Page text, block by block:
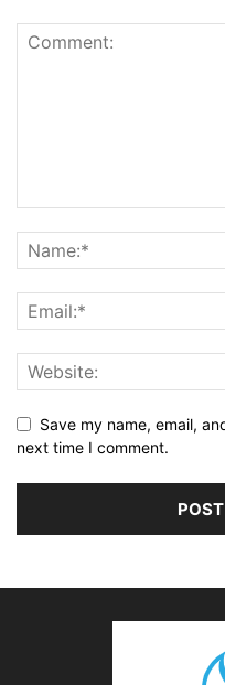
Save my name, email,
next time I comment.